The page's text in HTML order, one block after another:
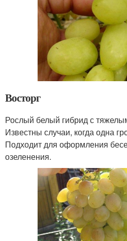
Восторг
Рослый белый гибрид с
Известны случаи, когда одна
Подходит для оформления
озеленения.